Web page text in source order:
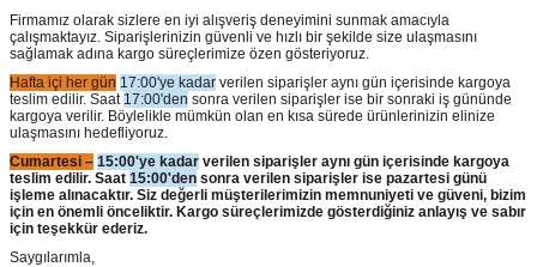
Firmamız olarak sizlere en iyi alışveriş deneyimini sunmak amacıyla
çalışmaktayız. Siparişlerinizin güvenli ve hızlı bir şekilde size ulaşmasını
sağlamak adına kargo süreçlerimize özen gösteriyoruz.
Hafta içi her gün 17:00'ye kadar verilen siparişler aynı gün içerisinde kargoya
teslim edilir. Saat 17:00'den sonra verilen siparişler ise bir sonraki iş gününde
kargoya verilir. Böylelikle mümkün olan en kısa sürede ürünlerinizin elinize
ulaşmasını hedefliyoruz.
Cumartesi – 15:00'ye kadar verilen siparişler aynı gün içerisinde kargoya
teslim edilir. Saat 15:00'den sonra verilen siparişler ise pazartesi günü
işleme alınacaktır. Siz değerli müşterilerimizin memnuniyeti ve güveni, bizim
için en önemli önceliktir. Kargo süreçlerimizde gösterdiğiniz anlayış ve sabır
için teşekkür ederiz.
Saygılarımla,